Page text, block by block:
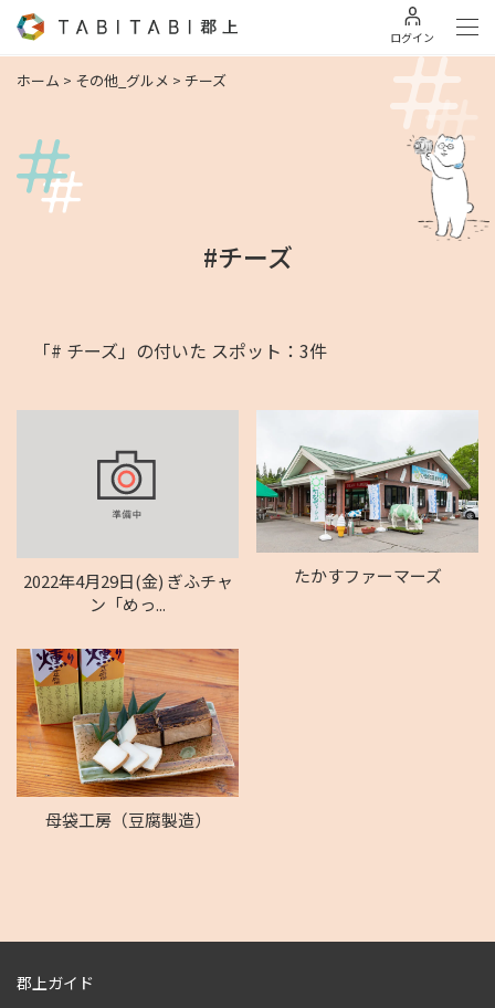
ログイン
ホーム > その他_グルメ > チーズ
#チーズ
「# チーズ」の付いた スポット：3件
2022年4月29日(金) ぎふチャ
ン「めっ...
たかすファーマーズ
母袋工房（豆腐製造）
郡上ガイド